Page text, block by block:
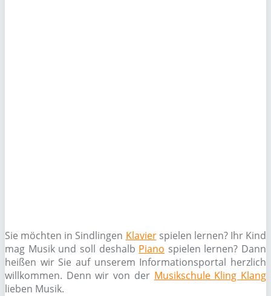
Sie möchten in Sindlingen Klavierspielen lernen? Ihr Kind
mag Musik und soll deshalb Piano spielen lernen? Dann
heißen wir Sie auf unserem Informationsportal herzlich
willkommen. Denn wir von der Musikschule Kling Klang
lieben Musik.